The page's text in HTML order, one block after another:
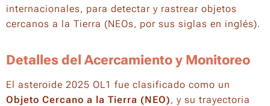
internacionales, para detectar y rastrear objetos
cercanos a la Tierra (NEOs, por sus siglas en inglés).
Detalles del Acercamiento y Monitoreo
El asteroide 2025 OL1 fue clasificado como un
Objeto Cercano a la Tierra (NEO), y su trayectoria